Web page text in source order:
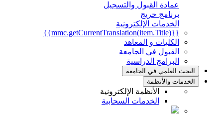
عمادة القبول والتسجيل
برنامج خريج
الخدمات الإلكترونية
{{mmc.getCurrentTranslation(item.Title)}}
الكليات و المعاهد
القبول في الجامعة
البرامج الدراسية
البحث العلمي في الجامعة
الخدمات والأنظمة
الأنظمة الإلكترونية
الخدمات السحابية